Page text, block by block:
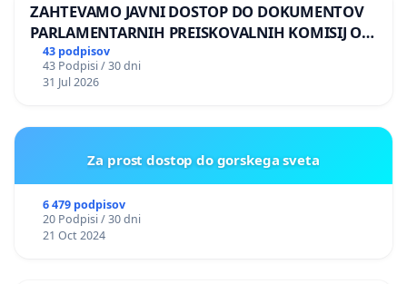
ZAHTEVAMO JAVNI DOSTOP DO DOKUMENTOV
PARLAMENTARNIH PREISKOVALNIH KOMISIJ O
ILEGALNI TRGOVINI Z OROŽJEM
43 podpisov
43 Podpisi / 30 dni
31 Jul 2026
Za prost dostop do gorskega sveta
6 479 podpisov
20 Podpisi / 30 dni
21 Oct 2024